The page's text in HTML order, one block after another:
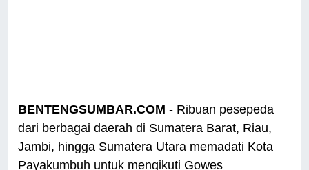
BENTENGSUMBAR.COM - Ribuan pesepeda
dari berbagai daerah di Sumatera Barat, Riau,
Jambi, hingga Sumatera Utara memadati Kota
Payakumbuh untuk mengikuti Gowes